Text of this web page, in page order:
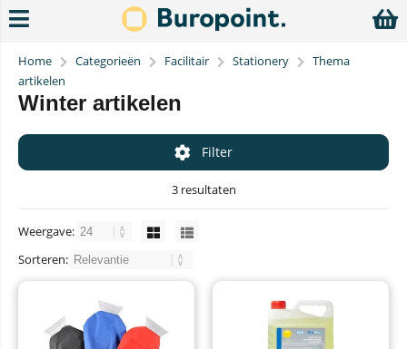
Home Categorieën Facilitair Stationery
Thema
artikelen
Winter artikelen
Filter
3 resultaten
Weergave:
Sorteren: